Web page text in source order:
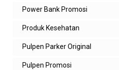
Power Bank Promosi
Produk Kesehatan
Pulpen Parker Original
Pulpen Promosi